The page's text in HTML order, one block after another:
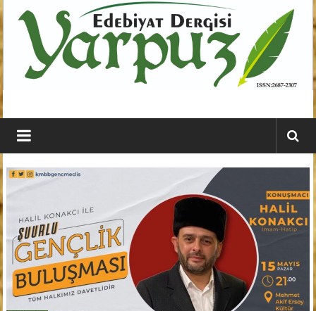
geç
YARPUZ
Edebiyat
Dergisi
Etkili
Edebiyat
Dergisi